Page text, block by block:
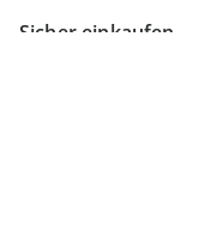
Sicher einkaufen